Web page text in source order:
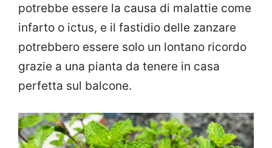
potrebbe essere la causa di malattie come
infarto o ictus, e il fastidio delle zanzare
potrebbero essere solo un lontano ricordo
grazie a una pianta da tenere in casa
perfetta sul balcone.